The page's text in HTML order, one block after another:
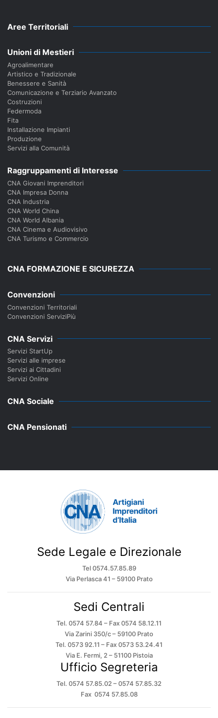
Aree Territoriali
Unioni di Mestieri
Agroalimentare
Artistico e Tradizionale
Benessere e Sanità
Comunicazione e Terziario Avanzato
Costruzioni
Federmoda
Fita
Installazione Impianti
Produzione
Servizi alla Comunità
Raggruppamenti di Interesse
CNA Giovani Imprenditori
CNA Impresa Donna
CNA Industria
CNA World China
CNA World Albania
CNA Cinema e Audiovisivo
CNA Turismo e Commercio
CNA FORMAZIONE E SICUREZZA
Convenzioni
Convenzioni Territoriali
Convenzioni ServiziPiù
CNA Servizi
Servizi StartUp
Servizi alle imprese
Servizi ai Cittadini
Servizi Online
CNA Sociale
CNA Pensionati
Sede Legale e Direzionale
Tel 0574.57.85.89
Via Perlasca 41 – 59100 Prato
Sedi Centrali
Tel. 0574 57.84 – Fax 0574 58.12.11
Via Zarini 350/c – 59100 Prato
Tel. 0573 92.11 – Fax 0573 53.24.41
Via E. Fermi, 2 – 51100 Pistoia
Ufficio Segreteria
Tel. 0574 57.85.02 – 0574 57.85.32
Fax 0574 57.85.08